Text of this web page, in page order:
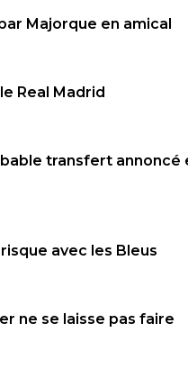
Majorque en amical
Real Madrid
transfert annoncé
avec les Bleus
ne se laisse pas faire